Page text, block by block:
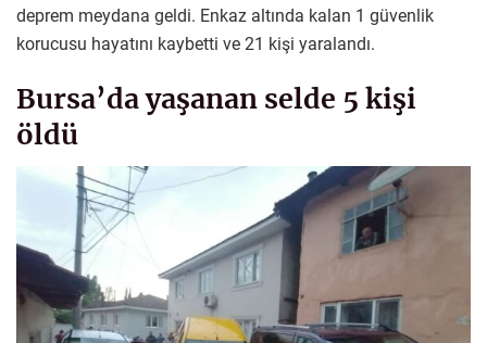
deprem meydana geldi. Enkaz altında kalan 1 güvenlik
korucusu hayatını kaybetti ve 21 kişi yaralandı.
Bursa’da yaşanan selde 5 kişi
öldü